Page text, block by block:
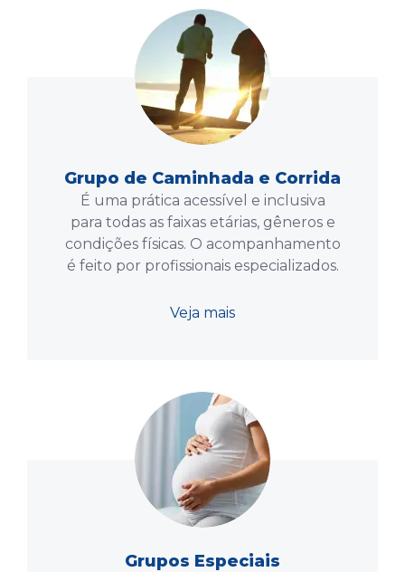
Grupo de Caminhada e Corrida
É uma prática acessível e inclusiva
para todas as faixas etárias, gêneros e
condições físicas. O acompanhamento
é feito por profissionais especializados.
Veja mais
Grupos Especiais